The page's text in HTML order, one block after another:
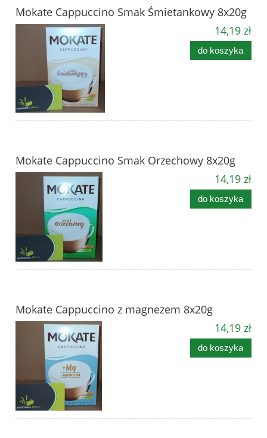
Mokate Cappuccino Smak Śmietankowy 8x20g
14,19 zł
do koszyka
Mokate Cappuccino Smak Orzechowy 8x20g
14,19 zł
do koszyka
Mokate Cappuccino z magnezem 8x20g
14,19 zł
do koszyka